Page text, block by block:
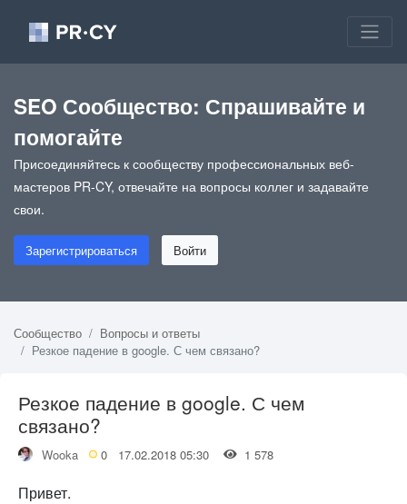
SEO Сообщество: Спрашивайте и
помогайте
Присоединяйтесь к сообществу профессиональных веб-
мастеров PR-CY, отвечайте на вопросы коллег и задавайте
свои.
Зарегистрироваться Войти
Сообщество
Вопросы и ответы
Резкое падение в google. С чем связано?
Резкое падение в google. С чем
связано?
Wooka 0 17.02.2018 05:30 1 578
Привет.